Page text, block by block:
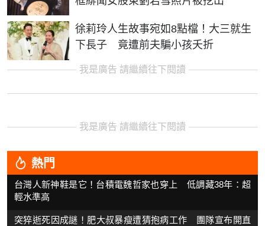
徐莉玲人生故事宛如8點檔！大三就生
下長子 竟遭前夫騙小孩夭折
我是廣告 請繼續往下閱讀
我是廣告 請繼續往下閱讀
熱門
台灣人新神鞋是它！台積電魏哲家也穿上 低調藏38年：超
輕水準高
突猝逝死因成謎！肥大叔暴瘦遭猜抱病工作 團隊宣布開直